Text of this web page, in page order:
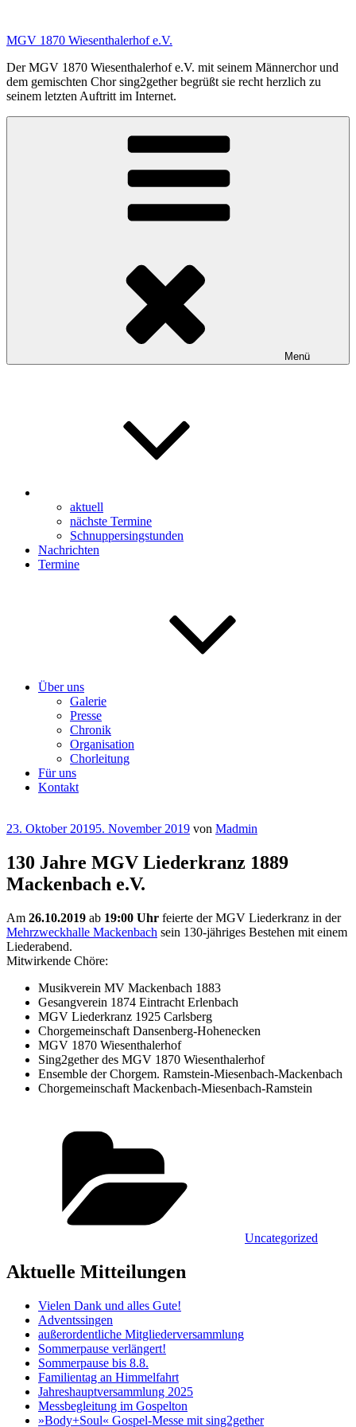
springen
MGV 1870 Wiesenthalerhof e.V.
Der MGV 1870 Wiesenthalerhof e.V. mit seinem Männerchor und
dem gemischten Chor sing2gether begrüßt sie recht herzlich zu
seinem letzten Auftritt im Internet.
Menü
aktuell
nächste Termine
Schnuppersingstunden
Nachrichten
Termine
Über uns
Galerie
Presse
Chronik
Organisation
Chorleitung
Für uns
Kontakt
Veröffentlicht
23. Oktober 20195. November 2019 von Madmin
130 Jahre MGV Liederkranz 1889
Mackenbach e.V.
Am 26.10.2019 ab 19:00 Uhr feierte der MGV Liederkranz in der
Mehrzweckhalle Mackenbach sein 130-jähriges Bestehen mit einem
Liederabend.
Mitwirkende Chöre:
Musikverein MV Mackenbach 1883
Gesangverein 1874 Eintracht Erlenbach
MGV Liederkranz 1925 Carlsberg
Chorgemeinschaft Dansenberg-Hohenecken
MGV 1870 Wiesenthalerhof
Sing2gether des MGV 1870 Wiesenthalerhof
Ensemble der Chorgem. Ramstein-Miesenbach-Mackenbach
Chorgemeinschaft Mackenbach-Miesenbach-Ramstein
Uncategorized
Aktuelle Mitteilungen
Vielen Dank und alles Gute!
Adventssingen
außerordentliche Mitgliederversammlung
Sommerpause verlängert!
Sommerpause bis 8.8.
Familientag an Himmelfahrt
Jahreshauptversammlung 2025
Messbegleitung im Gospelton
»Body+Soul« Gospel-Messe mit sing2gether